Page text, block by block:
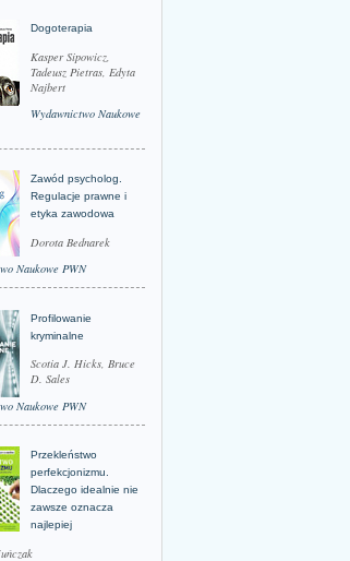
Dogoterapia
Kasper Sipowicz,
Tadeusz Pietras, Edyta
Najbert
Wydawnictwo Naukowe
Zawód psycholog.
Regulacje prawne i
etyka zawodowa
Dorota Bednarek
Naukowe PWN
Profilowanie
kryminalne
Scotia J. Hicks, Bruce
D. Sales
Naukowe PWN
Przekleństwo
perfekcjonizmu.
Dlaczego idealnie nie
zawsze oznacza
najlepiej